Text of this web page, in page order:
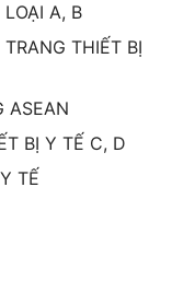
A, B
THIẾT BỊ
ASEAN
BỊ Y TẾ C, D
TẾ